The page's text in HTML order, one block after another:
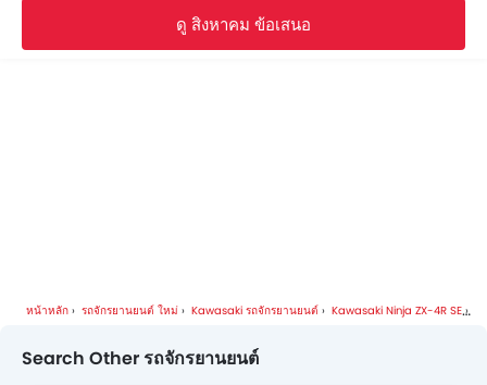
ดู สิงหาคม ข้อเสนอ
หน้าหลัก รถจักรยานยนต์ ใหม่ Kawasaki รถจักรยานยนต์ Kawasaki Ninja ZX-4R SE
Search Other รถจักรยานยนต์